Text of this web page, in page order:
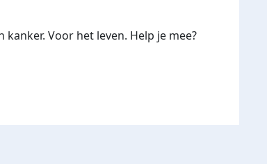
Voor het leven. Help je mee?